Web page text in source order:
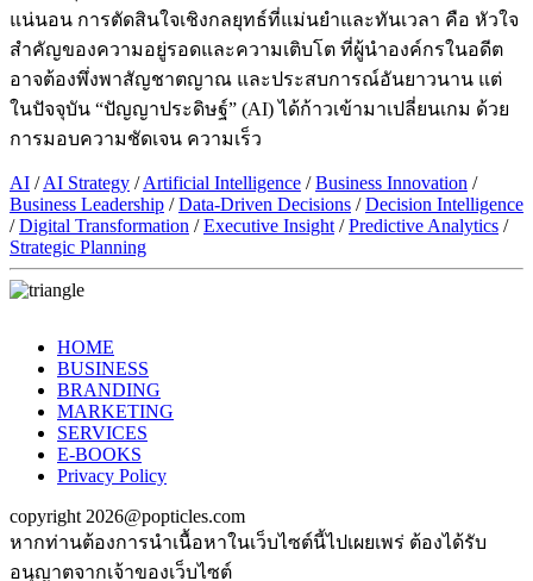
แน่นอน การตัดสินใจเชิงกลยุทธ์ที่แม่นยำและทันเวลา คือ หัวใจ
สำคัญของความอยู่รอดและความเติบโต ที่ผู้นำองค์กรในอดีต
อาจต้องพึ่งพาสัญชาตญาณ และประสบการณ์อันยาวนาน แต่
ในปัจจุบัน “ปัญญาประดิษฐ์” (AI) ได้ก้าวเข้ามาเปลี่ยนเกม ด้วย
การมอบความชัดเจน ความเร็ว
AI /AI Strategy /Artificial Intelligence /Business Innovation /
Business Leadership /Data-Driven Decisions /Decision Intelligence
/Digital Transformation /Executive Insight /Predictive Analytics /
Strategic Planning
HOME
BUSINESS
BRANDING
MARKETING
SERVICES
E-BOOKS
Privacy Policy
copyright 2026@popticles.com
หากท่านต้องการนำเนื้อหาในเว็บไซต์นี้ไปเผยเพร่ ต้องได้รับ
อนุญาตจากเจ้าของเว็บไซต์